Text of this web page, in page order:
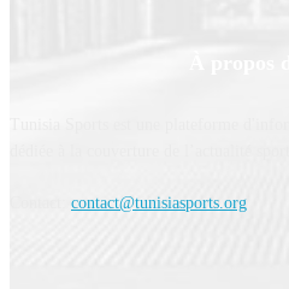
contact@tunisiasports.org